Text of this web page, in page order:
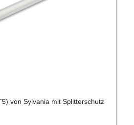
von Sylvania mit Splitterschutz